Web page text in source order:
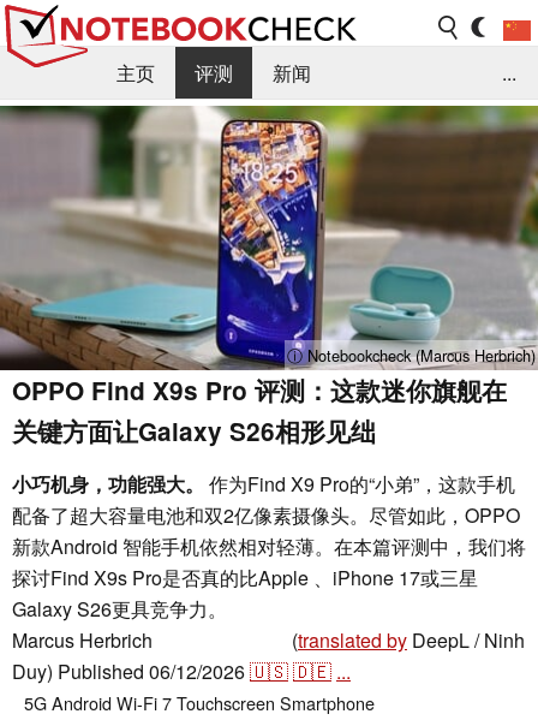
主页 评测
新闻
FAQ / 小提示/ 技术参数
资料库
...
ⓘ Notebookcheck (Marcus Herbrich)
OPPO Find X9s Pro 评测：这款迷你旗舰在
关键方面让Galaxy S26相形见绌
小巧机身，功能强大。
作为Find X9 Pro的“小弟”，这款手机
配备了超大容量电池和双2亿像素摄像头。尽管如此，OPPO
新款Android 智能手机依然相对轻薄。在本篇评测中，我们将
探讨Find X9s Pro是否真的比Apple 、iPhone 17或三星
Galaxy S26更具竞争力。
Marcus Herbrich
(translated by DeepL / Ninh
Duy) Published 06/12/2026🇺🇸🇩🇪 ...
5GAndroidWi-Fi 7Touchscreen Smartphone